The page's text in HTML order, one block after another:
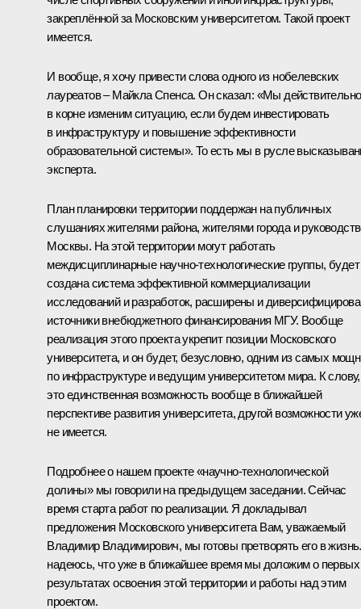
закреплённой за Московским университетом. Такой проект
имеется.
И вообще, я хочу привести слова одного из нобелевских
лауреатов – Майкла Спенса. Он сказал: «Мы действительно
в корне изменим ситуацию, если будем инвестировать
в инфраструктуру и повышение эффективности
образовательной системы». То есть мы в русле
эксперта.
План планировки территории поддержан на публичных
слушаниях жителями района, жителями города и
Москвы. На этой территории могут работать
междисциплинарные научно-технологические группы, будет
создана система эффективной коммерциализации
исследований и разработок, расширены и
источники внебюджетного финансирования МГУ. Вообще
реализация этого проекта укрепит позиции Московского
университета, и он будет, безусловно, одним из самых
по инфраструктуре и ведущим университетом мира. К слову,
это единственная возможность вообще в ближайшей
перспективе развития университета, другой возможности
не имеется.
Подробнее о нашем проекте «научно-технологической
долины» мы говорили на предыдущем заседании. Сейчас
время старта работ по реализации. Я докладывал
предложения Московского университета Вам, уважаемый
Владимир Владимирович, мы готовы претворять его в
надеюсь, что уже в ближайшее время мы доложим о первых
результатах освоения этой территории и работы над этим
проектом.